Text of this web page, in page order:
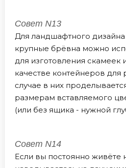
Совет N13
Для ландшафтного дизайна
крупные брёвна можно
для изготовления скамеек
качестве контейнеров для
случае в них
размерам вставляемого
(или без ящика - нужной
Совет N14
Если вы постоянно живёте